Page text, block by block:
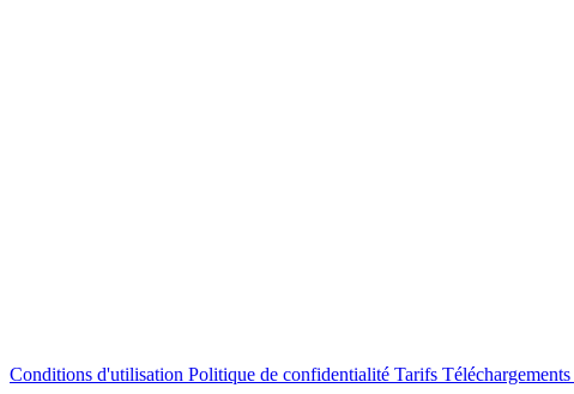
Conditions d'utilisation Politique de confidentialité Tarifs Téléchargements